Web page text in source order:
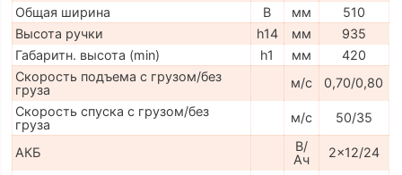
Общая ширина
B мм
510
Высота ручки
h14 мм
935
Габаритн. высота (min)
h1 мм
420
Скорость подъема с грузом/без
груза
м/с
0,70/0,80
Скорость спуска с грузом/без
груза
м/с 50/35
АКБ
В/
Ач
2x12/24